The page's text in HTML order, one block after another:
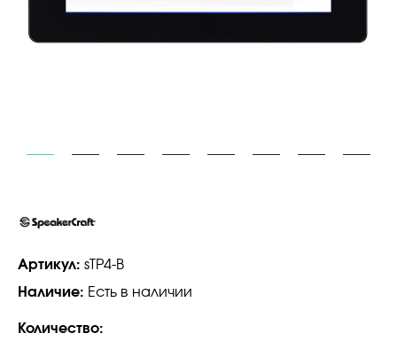
Артикул: sTP4-B
Наличие: Есть в наличии
Количество: